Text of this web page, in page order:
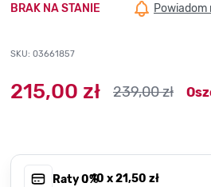
BRAK NA STANIE
Powiadom
SKU: 03661857
215,00 zł 239,00 zł
Raty 0%, 10 x21,50 zł